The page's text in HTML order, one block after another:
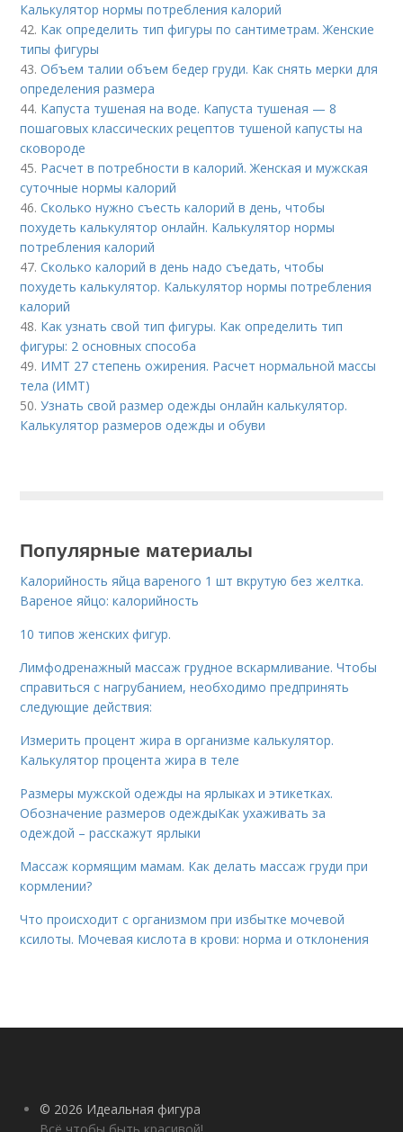
Калькулятор нормы потребления калорий
42. Как определить тип фигуры по сантиметрам. Женские
типы фигуры
43.Объем талии объем бедер груди. Как снять мерки для
определения размера
44. Капуста тушеная на воде. Капуста тушеная — 8
пошаговых классических рецептов тушеной капусты на
сковороде
45. Расчет в потребности в калорий. Женская и мужская
суточные нормы калорий
46.Сколько нужно съесть калорий в день, чтобы
похудеть калькулятор онлайн. Калькулятор нормы
потребления калорий
47.Сколько калорий в день надо съедать, чтобы
похудеть калькулятор. Калькулятор нормы потребления
калорий
48. Как узнать свой тип фигуры. Как определить тип
фигуры: 2 основных способа
49. ИМТ 27 степень ожирения. Расчет нормальной массы
тела (ИМТ)
50.Узнать свой размер одежды онлайн калькулятор.
Калькулятор размеров одежды и обуви
Популярные материалы
Калорийность яйца вареного 1 шт вкрутую без желтка.
Вареное яйцо: калорийность
10 типов женских фигур.
Лимфодренажный массаж грудное вскармливание. Чтобы
справиться с нагрубанием, необходимо предпринять
следующие действия:
Измерить процент жира в организме калькулятор.
Калькулятор процента жира в теле
Размеры мужской одежды на ярлыках и этикетках.
Обозначение размеров одеждыКак ухаживать за
одеждой – расскажут ярлыки
Массаж кормящим мамам. Как делать массаж груди при
кормлении?
Что происходит с организмом при избытке мочевой
ксилоты. Мочевая кислота в крови: норма и отклонения
© 2026 Идеальная фигура